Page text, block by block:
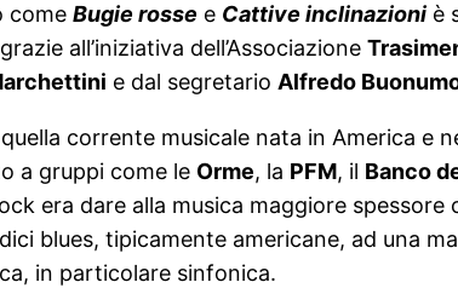
come Bugie rosse e Cattive inclinazioni è
all’iniziativa dell’Associazione
e dal segretario Alfredo
corrente musicale nata in America e
a gruppi come le Orme, la PFM, il Banco
era dare alla musica maggiore spessore
blues, tipicamente americane, ad una
in particolare sinfonica.